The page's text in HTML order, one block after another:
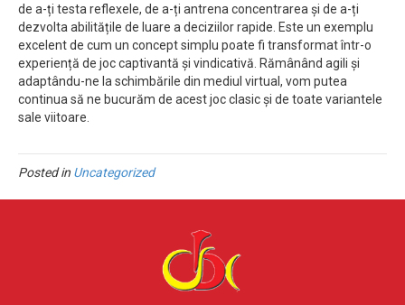
de a-ți testa reflexele, de a-ți antrena concentrarea și de a-ți
dezvolta abilitățile de luare a deciziilor rapide. Este un exemplu
excelent de cum un concept simplu poate fi transformat într-o
experiență de joc captivantă și vindicativă. Rămânând agili și
adaptându-ne la schimbările din mediul virtual, vom putea
continua să ne bucurăm de acest joc clasic și de toate variantele
sale viitoare.
Posted in Uncategorized